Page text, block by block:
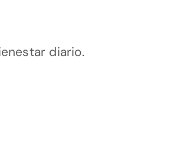
diario.